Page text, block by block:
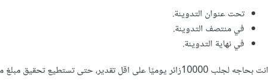
تحت عنوان التدوينة.
في منتصف التدوينة.
في نهاية التدوينة.
انت بحاجه لجلب 10000زائر يوميًا على اقل تقدير، حتى تستطيع تحقيق مبلغ مجدي...